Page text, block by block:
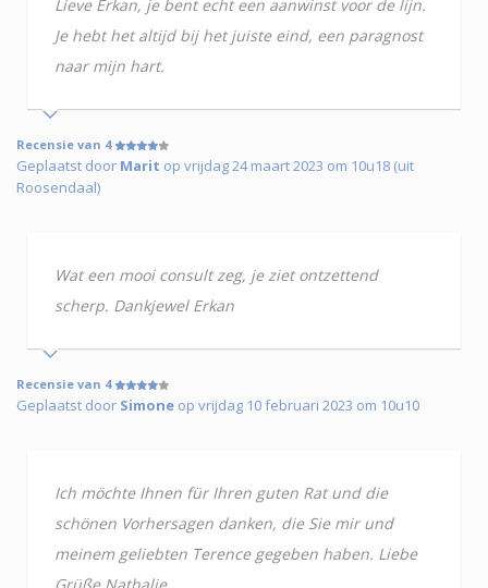
Lieve Erkan, je bent echt een aanwinst voor de lijn.
Je hebt het altijd bij het juiste eind, een paragnost
naar mijn hart.
Recensie van 4
Geplaatst door Marit op vrijdag 24 maart 2023 om 10u18 (uit
Roosendaal)
Wat een mooi consult zeg, je ziet ontzettend
scherp. Dankjewel Erkan
Recensie van 4
Geplaatst door Simone op vrijdag 10 februari 2023 om 10u10
Ich möchte Ihnen für Ihren guten Rat und die
schönen Vorhersagen danken, die Sie mir und
meinem geliebten Terence gegeben haben. Liebe
Grüße Nathalie.